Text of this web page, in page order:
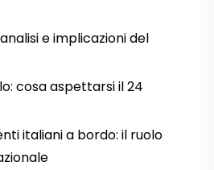
e implicazioni del
cosa aspettarsi il 24
italiani a bordo: il ruolo